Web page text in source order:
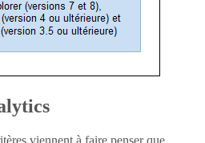
viennent à faire penser que